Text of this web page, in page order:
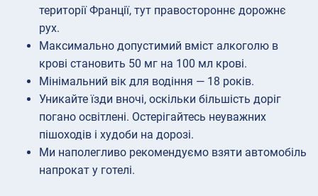
території Франції, тут правостороннє дорожнє
рух.
Максимально допустимий вміст алкоголю в
крові становить 50 мг на 100 мл крові.
Мінімальний вік для водіння — 18 років.
Уникайте їзди вночі, оскільки більшість доріг
погано освітлені. Остерігайтесь неуважних
пішоходів і худоби на дорозі.
Ми наполегливо рекомендуємо взяти автомобіль
напрокат у готелі.